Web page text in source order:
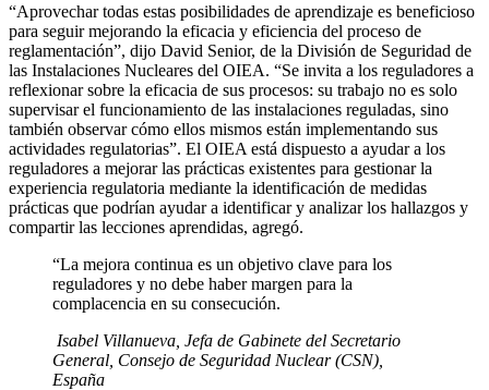
“Aprovechar todas estas posibilidades de aprendizaje es beneficioso
para seguir mejorando la eficacia y eficiencia del proceso de
reglamentación”, dijo David Senior, de la División de Seguridad de
las Instalaciones Nucleares del OIEA. “Se invita a los reguladores a
reflexionar sobre la eficacia de sus procesos: su trabajo no es solo
supervisar el funcionamiento de las instalaciones reguladas, sino
también observar cómo ellos mismos están implementando sus
actividades regulatorias”. El OIEA está dispuesto a ayudar a los
reguladores a mejorar las prácticas existentes para gestionar la
experiencia regulatoria mediante la identificación de medidas
prácticas que podrían ayudar a identificar y analizar los hallazgos y
compartir las lecciones aprendidas, agregó.
“La mejora continua es un objetivo clave para los
reguladores y no debe haber margen para la
complacencia en su consecución.
Isabel Villanueva, Jefa de Gabinete del Secretario
General, Consejo de Seguridad Nuclear (CSN),
España